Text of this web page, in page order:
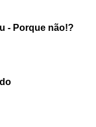
- Porque não!?